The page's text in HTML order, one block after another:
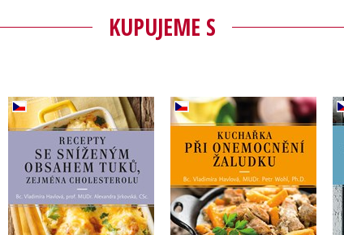
KUPUJEME S
Recepty se sníženým
obsahem tuků,
zejména cholesterolu
Vladimíra Havlová
,
Alexandra Jirkovská
Kuchařka při
onemocnění žaludku
Vladimíra Havlová
,
Petr Wohl